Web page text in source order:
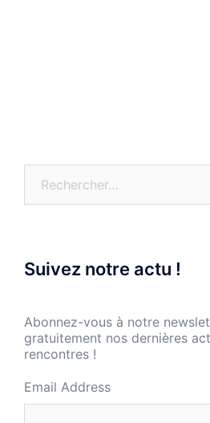
Suivez notre actu !
Abonnez-vous à notre
gratuitement nos dernières
rencontres !
Email Address